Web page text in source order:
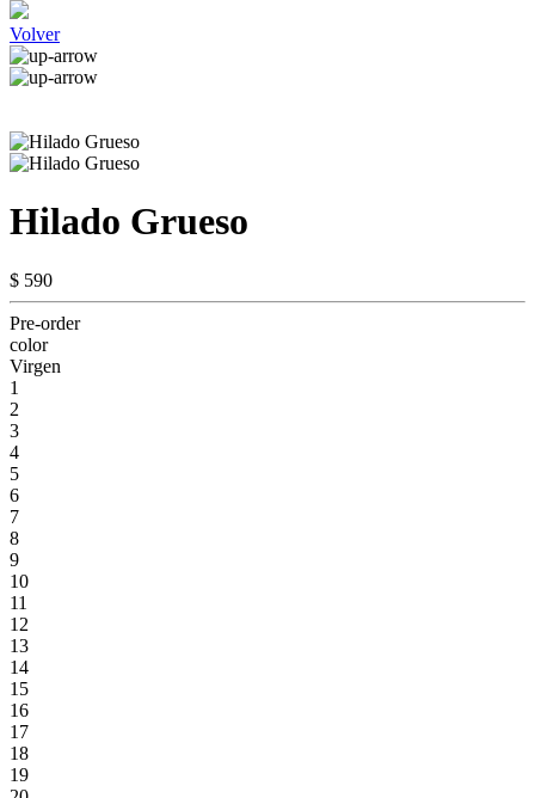
Volver
Hilado Grueso
$ 590
Pre-order
color
Virgen
1
2
3
4
5
6
7
8
9
10
11
12
13
14
15
16
17
18
19